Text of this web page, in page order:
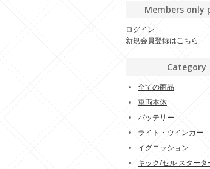
Members only
ログイン
新規会員登録はこちら
Category
全ての商品
車両本体
バッテリー
ライト・ウインカー
イグニッション
キック/セル スタータ